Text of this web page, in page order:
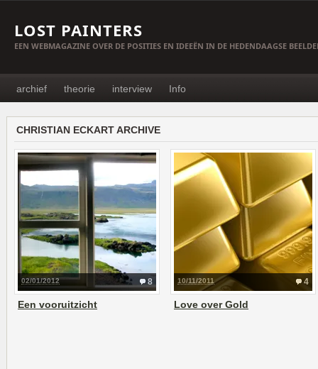
LOST PAINTERS
EEN WEBMAGAZINE OVER DE POSITIES EN IDEEËN IN DE HEDENDAAGSE
archief theorie interview Info
CHRISTIAN ECKART ARCHIVE
8
02/01/2012
Een vooruitzicht
4
10/11/2011
Love over Gold